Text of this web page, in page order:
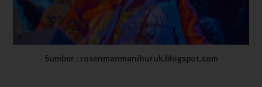
Sumber : rosenmanmanihuruk.blogspot.com